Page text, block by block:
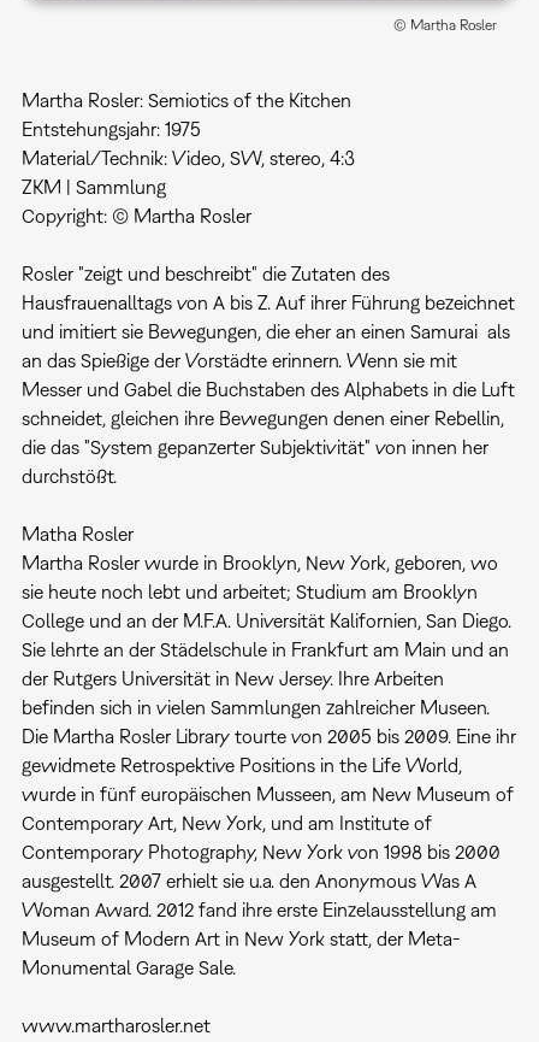
© Martha Rosler
Martha Rosler: Semiotics of the Kitchen
Entstehungsjahr: 1975
Material/Technik: Video, SW, stereo, 4:3
ZKM | Sammlung
Copyright: © Martha Rosler
Rosler "​zeigt und beschreibt" die Zutaten des
Hausfrauenalltags von A bis Z. Auf ihrer Führung bezeichnet
und imitiert sie Bewegungen, die eher an einen Samurai als
an das Spießige der Vorstädte erinnern. Wenn sie mit
Messer und Gabel die Buchstaben des Alphabets in die Luft
schneidet, gleichen ihre Bewegungen denen einer Rebellin,
die das "System gepanzerter Subjektivität" von innen her
durchstößt.
Matha Rosler
Martha Rosler wurde in Brooklyn, New York, geboren, wo
sie heute noch lebt und arbeitet; Studium am Brooklyn
College und an der M.F.A. Universität Kalifornien, San Diego.
Sie lehrte an der Städelschule in Frankfurt am Main und an
der Rutgers Universität in New Jersey. Ihre Arbeiten
befinden sich in vielen Sammlungen zahlreicher Museen.
Die Martha Rosler Library tourte von 2005 bis 2009. Eine ihr
gewidmete Retrospektive Positions in the Life World,
wurde in fünf europäischen Musseen, am New Museum of
Contemporary Art, New York, und am Institute of
Contemporary Photography, New York von 1998 bis 2000
ausgestellt. 2007 erhielt sie u.a. den Anonymous Was A
Woman Award. 2012 fand ihre erste Einzelausstellung am
Museum of Modern Art in New York statt, der Meta-
Monumental Garage Sale.
www.martharosler.net